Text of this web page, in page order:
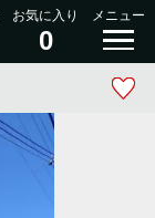
お気に入り
0
メニュー